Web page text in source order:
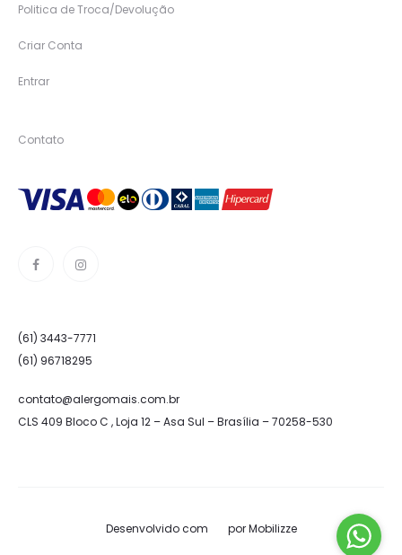
Politica de Troca/Devolução
Criar Conta
Entrar
Contato
(61) 3443-7771
(61) 96718295
contato@alergomais.com.br
CLS 409 Bloco C , Loja 12 – Asa Sul – Brasília – 70258-530
Desenvolvido com porMobilizze